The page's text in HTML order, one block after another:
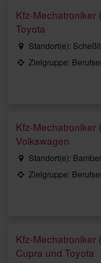
Kfz-Mechatroniker
Toyota
Standort(e):
Zielgruppe:
Kfz-Mechatroniker
Volkswagen
Standort(e):
Zielgruppe:
Kfz-Mechatroniker
Cupra und Toyota